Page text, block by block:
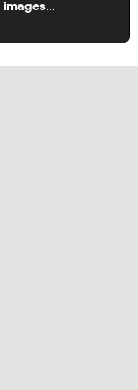
images…